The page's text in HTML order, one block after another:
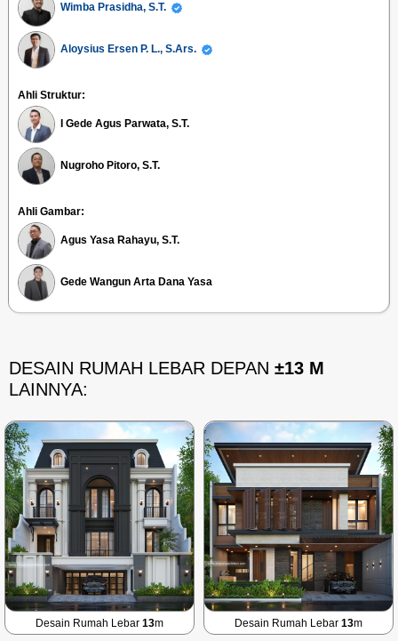
Wimba Prasidha, S.T.
Aloysius Ersen P. L., S.Ars.
Ahli Struktur:
I Gede Agus Parwata, S.T.
Nugroho Pitoro, S.T.
Ahli Gambar:
Agus Yasa Rahayu, S.T.
Gede Wangun Arta Dana Yasa
DESAIN RUMAH LEBAR DEPAN ±13 M
LAINNYA:
Desain Rumah Lebar 13m Desain Rumah Lebar 13m